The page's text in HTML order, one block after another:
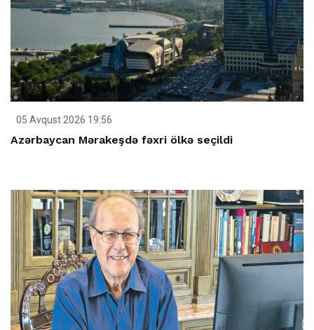
05 Avqust 2026 19:56
Azərbaycan Mərakeşdə fəxri ölkə seçildi